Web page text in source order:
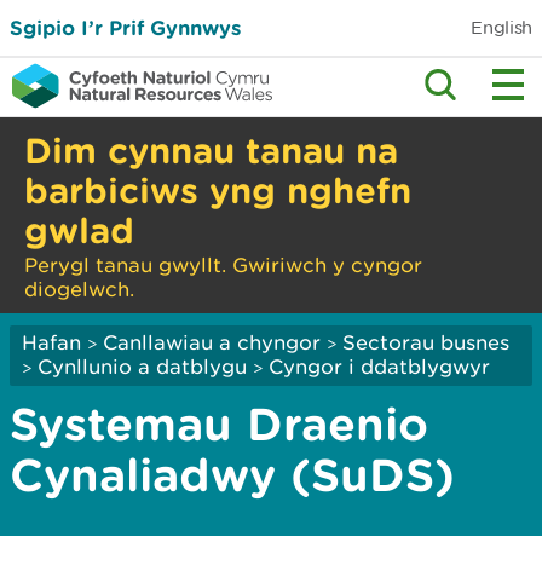
Sgipio I’r Prif Gynnwys English
Dim cynnau tanau na
barbiciws yng nghefn
gwlad
Perygl tanau gwyllt. Gwiriwch y cyngor
diogelwch.
Hafan > Canllawiau a chyngor > Sectorau busnes
> Cynllunio a datblygu > Cyngor i ddatblygwyr
Systemau Draenio
Cynaliadwy (SuDS)